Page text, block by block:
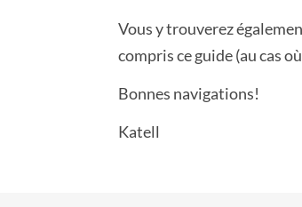
Vous y trouverez
compris ce guide (au cas
Bonnes navigations!
Katell